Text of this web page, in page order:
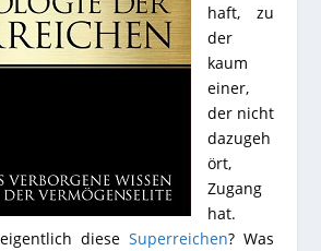
haft, zu
der
kaum
einer,
der nicht
dazugeh
ört,
Zugang
hat.
dieseSuperreichen? Was